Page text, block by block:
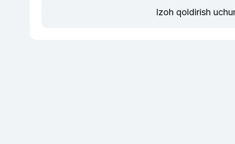
Izoh qoldirish